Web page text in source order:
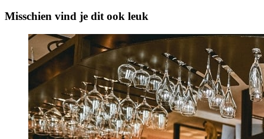
Misschien vind je dit ook leuk